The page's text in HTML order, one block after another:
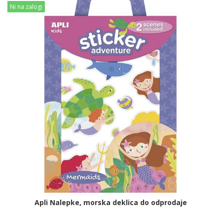
Ni na zalogi
Apli Nalepke, morska deklica do odprodaje